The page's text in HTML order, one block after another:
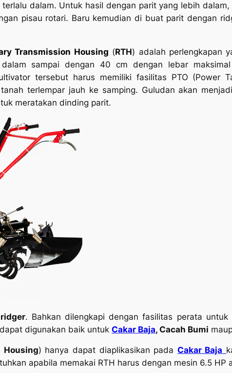
dalam. Untuk hasil dengan parit yang lebih
pisau rotari. Baru kemudian di buat parit dengan
Transmission Housing (RTH) adalah perlengkapan
sampai dengan 40 cm dengan lebar
tersebut harus memiliki fasilitas PTO (Power
terlempar jauh ke samping. Guludan akan
meratakan dinding parit.
ridger. Bahkan dilengkapi dengan fasilitas perata
digunakan baik untuk Cakar Baja, Cacah Bumi
Housing) hanya dapat diaplikasikan pada Cakar Baja
apabila memakai RTH harus dengan mesin 6.5 HP